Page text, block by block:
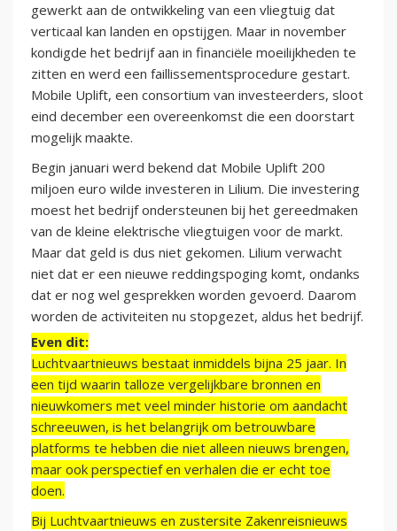
gewerkt aan de ontwikkeling van een vliegtuig dat
verticaal kan landen en opstijgen. Maar in november
kondigde het bedrijf aan in financiële moeilijkheden te
zitten en werd een faillissementsprocedure gestart.
Mobile Uplift, een consortium van investeerders, sloot
eind december een overeenkomst die een doorstart
mogelijk maakte.
Begin januari werd bekend dat Mobile Uplift 200
miljoen euro wilde investeren in Lilium. Die investering
moest het bedrijf ondersteunen bij het gereedmaken
van de kleine elektrische vliegtuigen voor de markt.
Maar dat geld is dus niet gekomen. Lilium verwacht
niet dat er een nieuwe reddingspoging komt, ondanks
dat er nog wel gesprekken worden gevoerd. Daarom
worden de activiteiten nu stopgezet, aldus het bedrijf.
Even dit:
Luchtvaartnieuws bestaat inmiddels bijna 25 jaar. In
een tijd waarin talloze vergelijkbare bronnen en
nieuwkomers met veel minder historie om aandacht
schreeuwen, is het belangrijk om betrouwbare
platforms te hebben die niet alleen nieuws brengen,
maar ook perspectief en verhalen die er echt toe
doen.
Bij Luchtvaartnieuws en zustersite Zakenreisnieuws